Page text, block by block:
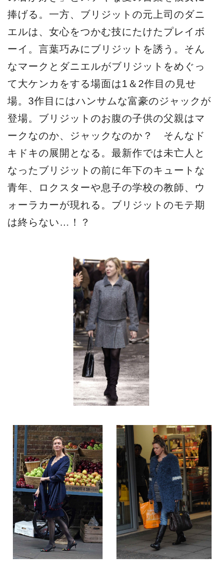
捧げる。一方、ブリジットの元上司のダニ
エルは、女心をつかむ技にたけたプレイボ
ーイ。言葉巧みにブリジットを誘う。そん
なマークとダニエルがブリジットをめぐっ
て大ケンカをする場面は1＆2作目の見せ
場。3作目にはハンサムな富豪のジャックが
登場。ブリジットのお腹の子供の父親はマ
ークなのか、ジャックなのか？ そんなド
キドキの展開となる。最新作では未亡人と
なったブリジットの前に年下のキュートな
青年、ロクスターや息子の学校の教師、ウ
ォーラカーが現れる。ブリジットのモテ期
は終らない…！？